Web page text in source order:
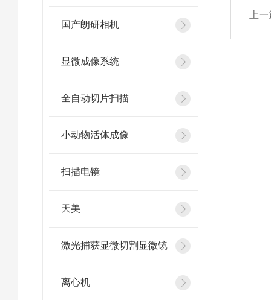
国产朗研相机
显微成像系统
全自动切片扫描
小动物活体成像
扫描电镜
天美
激光捕获显微切割显微镜
离心机
上